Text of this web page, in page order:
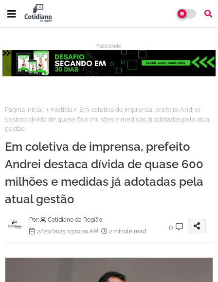
Publicidade:
:
Página inicial ˣNotícia
Em coletiva de imprensa, prefeito Andrei
destaca dívida de quase 600 milhões e medidas já adotadas pela atual
gestão
Em coletiva de imprensa, prefeito
Andrei destaca dívida de quase 600
milhões e medidas já adotadas pela
atual gestão
Por:
Cotidiano da Região
2/20/2025 03:10:00 AM
2 minute read
0